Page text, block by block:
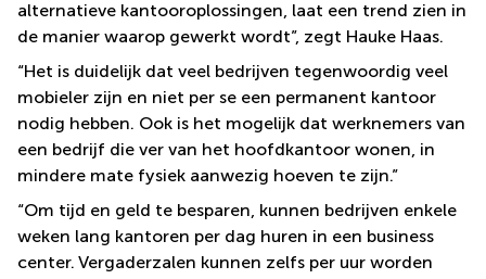
alternatieve kantooroplossingen, laat een trend zien in
de manier waarop gewerkt wordt”, zegt Hauke Haas.
“Het is duidelijk dat veel bedrijven tegenwoordig veel
mobieler zijn en niet per se een permanent kantoor
nodig hebben. Ook is het mogelijk dat werknemers van
een bedrijf die ver van het hoofdkantoor wonen, in
mindere mate fysiek aanwezig hoeven te zijn.”
“Om tijd en geld te besparen, kunnen bedrijven enkele
weken lang kantoren per dag huren in een business
center. Vergaderzalen kunnen zelfs per uur worden